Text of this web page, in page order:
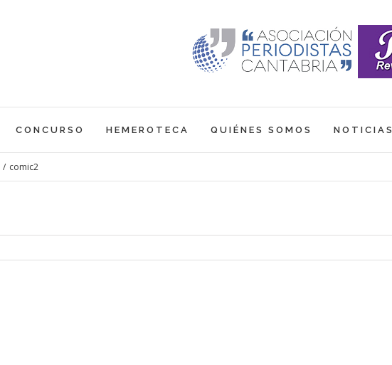
CONCURSO HEMEROTECA QUIÉNES SOMOS NOTICIAS
/ comic2